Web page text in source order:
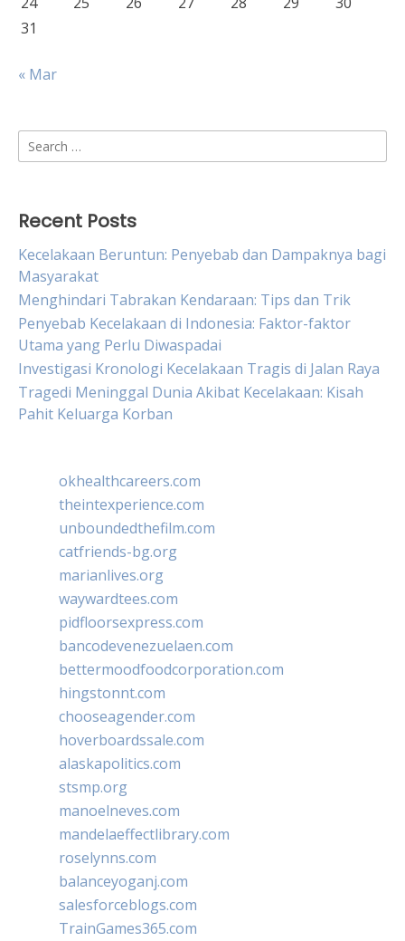
31
« Mar
Search
for:
Recent Posts
Kecelakaan Beruntun: Penyebab dan Dampaknya bagi
Masyarakat
Menghindari Tabrakan Kendaraan: Tips dan Trik
Penyebab Kecelakaan di Indonesia: Faktor-faktor
Utama yang Perlu Diwaspadai
Investigasi Kronologi Kecelakaan Tragis di Jalan Raya
Tragedi Meninggal Dunia Akibat Kecelakaan: Kisah
Pahit Keluarga Korban
okhealthcareers.com
theintexperience.com
unboundedthefilm.com
catfriends-bg.org
marianlives.org
waywardtees.com
pidfloorsexpress.com
bancodevenezuelaen.com
bettermoodfoodcorporation.com
hingstonnt.com
chooseagender.com
hoverboardssale.com
alaskapolitics.com
stsmp.org
manoelneves.com
mandelaeffectlibrary.com
roselynns.com
balanceyoganj.com
salesforceblogs.com
TrainGames365.com